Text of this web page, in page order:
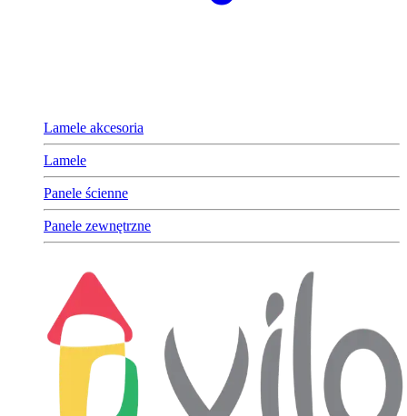
Lamele akcesoria
Lamele
Panele ścienne
Panele zewnętrzne